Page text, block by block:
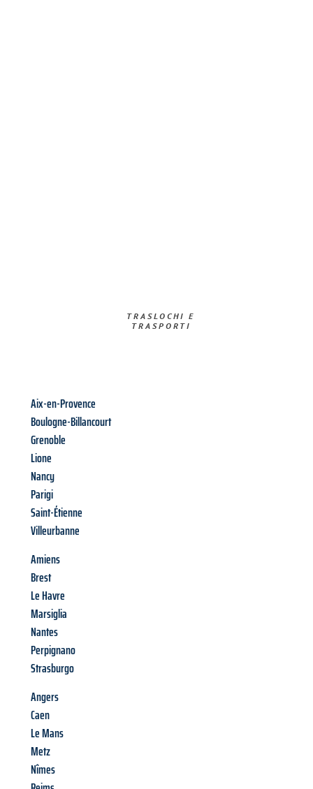
TRASLOCHI E
TRASPORTI​
Aix-en-Provence
Boulogne-Billancourt
Grenoble
Lione
Nancy
Parigi
Saint-Étienne
Villeurbanne
Amiens
Brest
Le Havre
Marsiglia
Nantes
Perpignano
Strasburgo
Angers
Caen
Le Mans
Metz
Nîmes